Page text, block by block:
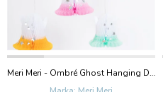
Meri Meri - Ombré Ghost Hanging Decorations - Neon Detaylı Hayalet Asılan Süsler (6'Lı)